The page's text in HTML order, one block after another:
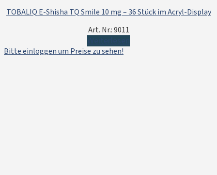
TOBALIQ E-Shisha TQ Smile 10 mg – 36 Stück im Acryl-Display
Art. Nr.: 9011
Bitte einloggen um Preise zu sehen!